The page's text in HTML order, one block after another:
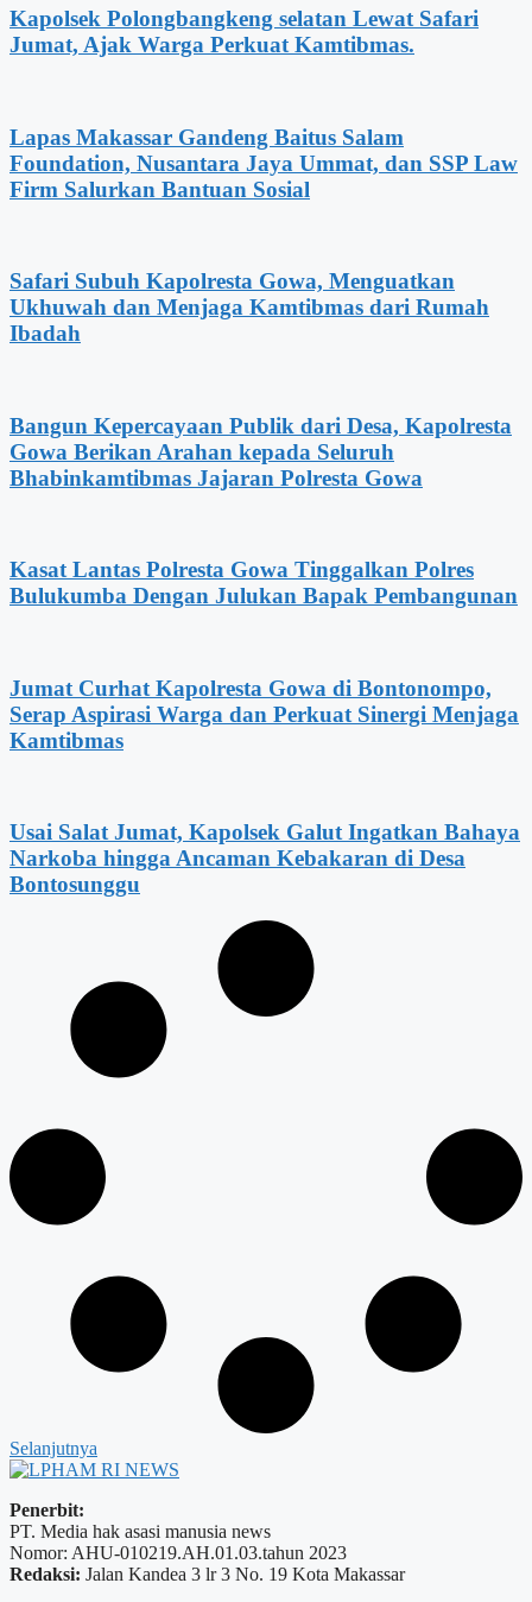
Kapolsek Polongbangkeng selatan Lewat Safari
Jumat, Ajak Warga Perkuat Kamtibmas.
Lapas Makassar Gandeng Baitus Salam
Foundation, Nusantara Jaya Ummat, dan SSP Law
Firm Salurkan Bantuan Sosial
Safari Subuh Kapolresta Gowa, Menguatkan
Ukhuwah dan Menjaga Kamtibmas dari Rumah
Ibadah
Bangun Kepercayaan Publik dari Desa, Kapolresta
Gowa Berikan Arahan kepada Seluruh
Bhabinkamtibmas Jajaran Polresta Gowa
Kasat Lantas Polresta Gowa Tinggalkan Polres
Bulukumba Dengan Julukan Bapak Pembangunan
Jumat Curhat Kapolresta Gowa di Bontonompo,
Serap Aspirasi Warga dan Perkuat Sinergi Menjaga
Kamtibmas
Usai Salat Jumat, Kapolsek Galut Ingatkan Bahaya
Narkoba hingga Ancaman Kebakaran di Desa
Bontosunggu
Selanjutnya
Penerbit:
PT. Media hak asasi manusia news
Nomor: AHU-010219.AH.01.03.tahun 2023
Redaksi: Jalan Kandea 3 lr 3 No. 19 Kota Makassar